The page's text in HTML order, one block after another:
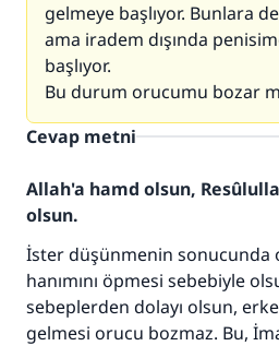
gelmeye başlıyor. Bunlara
ama iradem dışında
başlıyor.
Bu durum orucumu bozar
Cevap metni
Allah'a hamd olsun,
olsun.
İster düşünmenin sonucunda
hanımını öpmesi sebebiyle
sebeplerden dolayı olsun,
gelmesi orucu bozmaz. Bu,